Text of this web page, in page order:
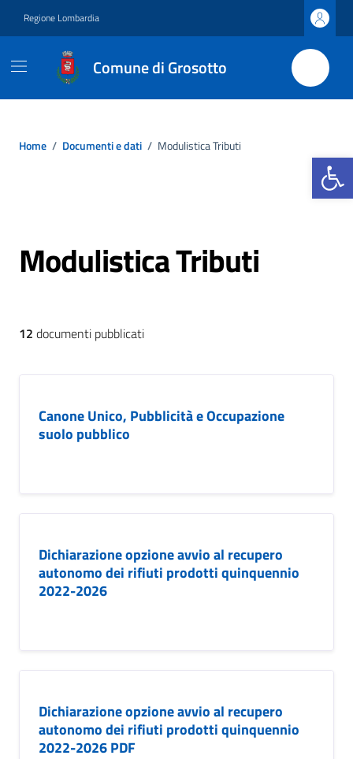
Apri la
Regione Lombardia
Comune di Grosotto
Home / Documenti e dati / Modulistica Tributi
Modulistica Tributi
12 documenti pubblicati
Canone Unico, Pubblicità e Occupazione
suolo pubblico
Dichiarazione opzione avvio al recupero
autonomo dei rifiuti prodotti quinquennio
2022-2026
Dichiarazione opzione avvio al recupero
autonomo dei rifiuti prodotti quinquennio
2022-2026 PDF